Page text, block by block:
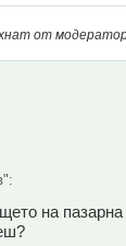
от
на